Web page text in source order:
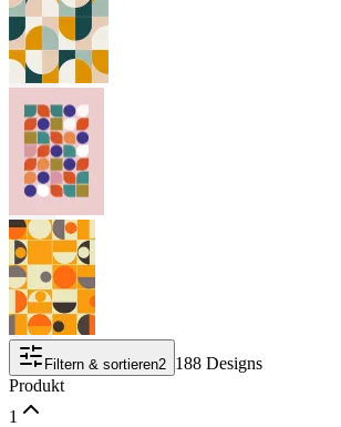
Filtern & sortieren2 188 Designs
Produkt
1